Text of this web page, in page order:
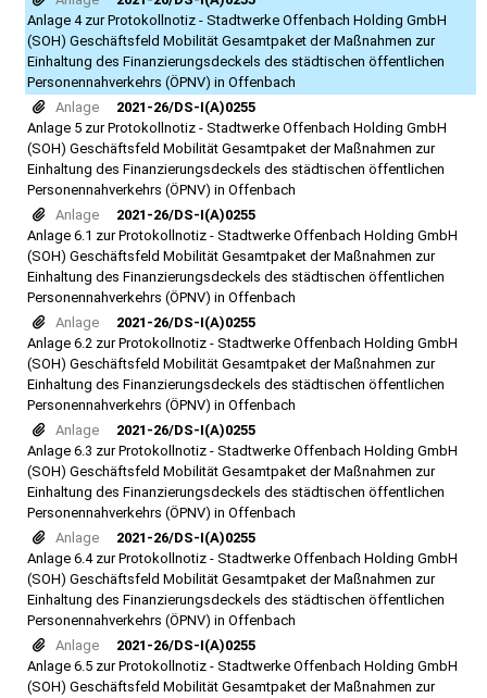
Anlage 4 zur Protokollnotiz - Stadtwerke Offenbach Holding GmbH
(SOH) Geschäftsfeld Mobilität Gesamtpaket der Maßnahmen zur
Einhaltung des Finanzierungsdeckels des städtischen öffentlichen
Personennahverkehrs (ÖPNV) in Offenbach
Anlage
2021-26/DS-I(A)0255
Anlage 5 zur Protokollnotiz - Stadtwerke Offenbach Holding GmbH
(SOH) Geschäftsfeld Mobilität Gesamtpaket der Maßnahmen zur
Einhaltung des Finanzierungsdeckels des städtischen öffentlichen
Personennahverkehrs (ÖPNV) in Offenbach
Anlage
2021-26/DS-I(A)0255
Anlage 6.1 zur Protokollnotiz - Stadtwerke Offenbach Holding GmbH
(SOH) Geschäftsfeld Mobilität Gesamtpaket der Maßnahmen zur
Einhaltung des Finanzierungsdeckels des städtischen öffentlichen
Personennahverkehrs (ÖPNV) in Offenbach
Anlage
2021-26/DS-I(A)0255
Anlage 6.2 zur Protokollnotiz - Stadtwerke Offenbach Holding GmbH
(SOH) Geschäftsfeld Mobilität Gesamtpaket der Maßnahmen zur
Einhaltung des Finanzierungsdeckels des städtischen öffentlichen
Personennahverkehrs (ÖPNV) in Offenbach
Anlage
2021-26/DS-I(A)0255
Anlage 6.3 zur Protokollnotiz - Stadtwerke Offenbach Holding GmbH
(SOH) Geschäftsfeld Mobilität Gesamtpaket der Maßnahmen zur
Einhaltung des Finanzierungsdeckels des städtischen öffentlichen
Personennahverkehrs (ÖPNV) in Offenbach
Anlage
2021-26/DS-I(A)0255
Anlage 6.4 zur Protokollnotiz - Stadtwerke Offenbach Holding GmbH
(SOH) Geschäftsfeld Mobilität Gesamtpaket der Maßnahmen zur
Einhaltung des Finanzierungsdeckels des städtischen öffentlichen
Personennahverkehrs (ÖPNV) in Offenbach
Anlage
2021-26/DS-I(A)0255
Anlage 6.5 zur Protokollnotiz - Stadtwerke Offenbach Holding GmbH
(SOH) Geschäftsfeld Mobilität Gesamtpaket der Maßnahmen zur